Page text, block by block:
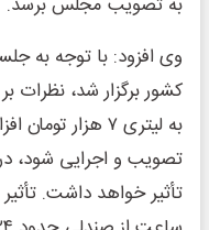
وی افزود: با توجه به
کشور برگزار شد،
به لیتری ۷ هزار
تصویب و اجرایی شود،
تأثیر خواهد داشت.